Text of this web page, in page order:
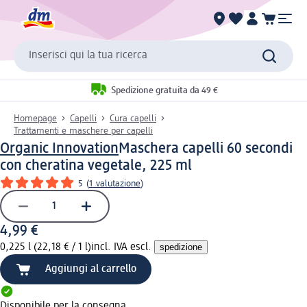
Inserisci qui la tua ricerca
Spedizione gratuita da 49 €
Homepage Capelli
Cura capelli
Trattamenti e maschere per capelli
Organic InnovationMaschera capelli 60 secondi
con cheratina vegetale, 225 ml
5 (1 valutazione)
4,99 €
0,225 l (22,18 € / 1 l)incl. IVA escl. spedizione
Aggiungi al carrello